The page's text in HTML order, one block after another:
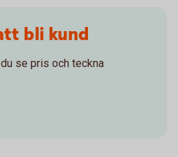
bli kund
se pris och teckna